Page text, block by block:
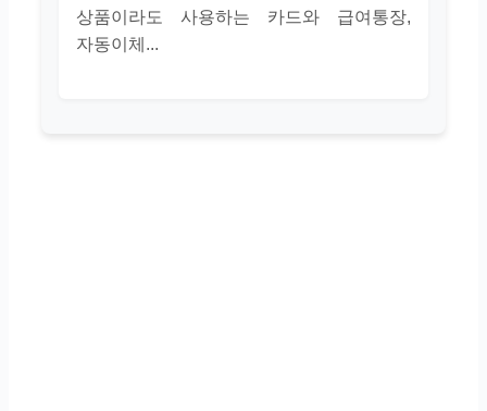
상품이라도 사용하는 카드와 급여통장,
자동이체...